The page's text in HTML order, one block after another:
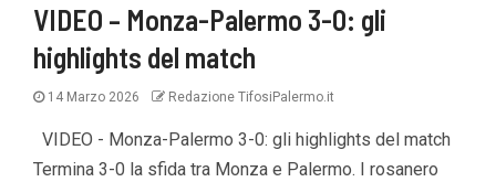
VIDEO – Monza-Palermo 3-0: gli
highlights del match
14 Marzo 2026 Redazione TifosiPalermo.it
VIDEO - Monza-Palermo 3-0: gli highlights del match
Termina 3-0 la sfida tra Monza e Palermo. I rosanero